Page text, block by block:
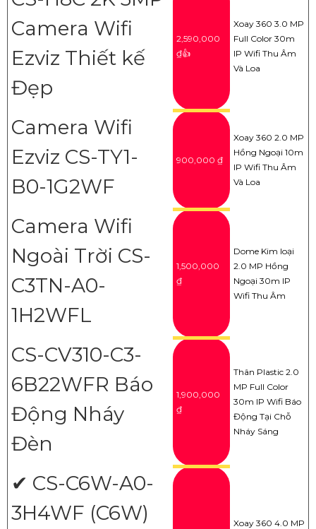
Camera Wifi
Ezviz Thiết kế
Đẹp
2,590,000
₫👍
Xoay 360 3.0 MP
Full Color 30m
IP Wifi Thu Âm
Và Loa
Camera Wifi
Ezviz CS-TY1-
B0-1G2WF
900,000 ₫
Xoay 360 2.0 MP
Hồng Ngoại 10m
IP Wifi Thu Âm
Và Loa
Camera Wifi
Ngoài Trời CS-
C3TN-A0-
1H2WFL
1,500,000
₫
Dome Kim loại
2.0 MP Hồng
Ngoại 30m IP
Wifi Thu Âm
CS-CV310-C3-
6B22WFR Báo
Động Nháy
Đèn
1,900,000
₫
Thân Plastic 2.0
MP Full Color
30m IP Wifi Báo
Động Tại Chỗ
Nháy Sáng
✔ CS-C6W-A0-
3H4WF (C6W)
Xoay 360 4.0 MP